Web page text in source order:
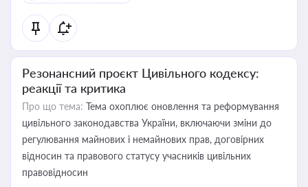
Резонансний проєкт Цивільного кодексу:
реакції та критика
Про що тема: Тема охоплює оновлення та реформування
цивільного законодавства України, включаючи зміни до
регулювання майнових і немайнових прав, договірних
відносин та правового статусу учасників цивільних
правовідносин